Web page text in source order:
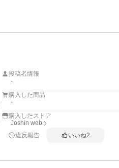
投稿者情報
-
購入した商品
-
購入したストア
Joshin web
違反報告
いいね2